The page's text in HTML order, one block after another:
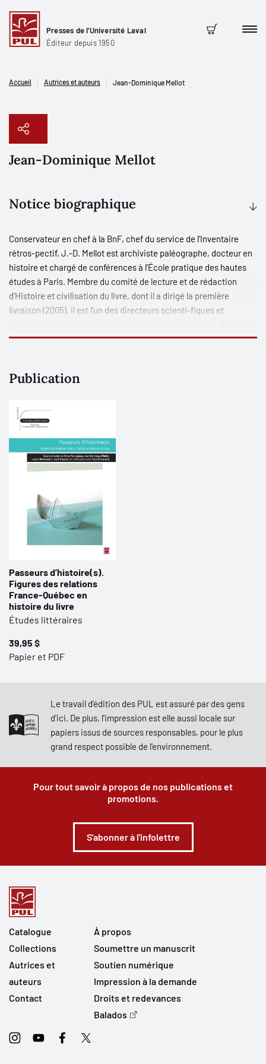
Presses de l'Université Laval
Éditeur depuis 1950
Panier
Accueil Autrices et auteurs Jean-Dominique Mellot
Jean-Dominique Mellot
Notice biographique
Conservateur en chef à la BnF, chef du service de l’Inventaire
rétros-pectif, J.-D. Mellot est archiviste paléographe, docteur en
histoire et chargé de conférences à l’École pratique des hautes
études à Paris. Membre du comité de lecture et de rédaction
d’Histoire et civilisation du livre, dont il a dirigé la première
livraison (2005), il est l’un des directeurs scienti-fiques et
plusieurs ouvrages et articles, il est également le rédacteur d’un
Publication
Passeurs d’histoire(s).
Figures des relations
France-Québec en
histoire du livre
Études littéraires
39,95 $
Papier et PDF
Le travail d'édition des PUL est assuré par des gens
d'ici. De plus, l'impression est elle aussi locale sur
papiers issus de sources responsables, pour le plus
grand respect possible de l'environnement.
Pour tout savoir à propos de nos publications et
promotions.
S'abonner à l'infolettre
Catalogue
Collections
Autrices et
auteurs
Contact
À propos
Soumettre un manuscrit
Soutien numérique
Impression à la demande
Droits et redevances
Balados
InstagramYoutubeFacebookTwitter